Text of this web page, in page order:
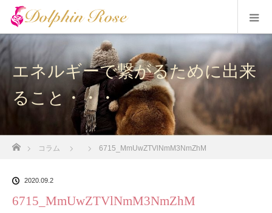
エネルギーで繋がるために出来
ること・・・
コラム 6715_MmUwZTVlNmM3NmZhM
2020.09.2
6715_MmUwZTVlNmM3NmZhM